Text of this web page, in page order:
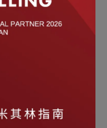
ZWILLING 德國雙人